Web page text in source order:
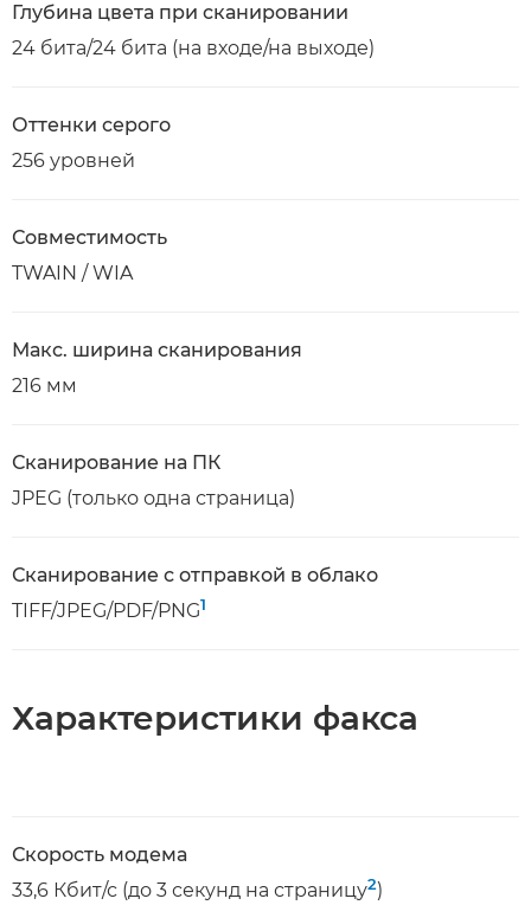
Глубина цвета при сканировании
24 бита/24 бита (на входе/на выходе)
Оттенки серого
256 уровней
Совместимость
TWAIN / WIA
Макс. ширина сканирования
216 мм
Сканирование на ПК
JPEG (только одна страница)
Сканирование с отправкой в облако
TIFF/JPEG/PDF/PNG1
Характеристики факса
Скорость модема
33,6 Кбит/с (до 3 секунд на страницу2)